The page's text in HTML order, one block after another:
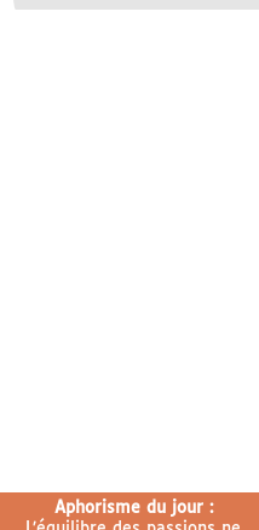
Aphorisme du jour :